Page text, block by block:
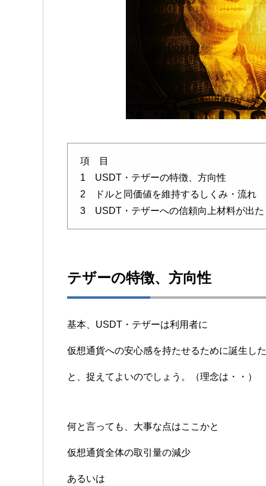
項 目
1 USDT・テザーの特徴、方向性
2 ドルと同価値を維持するしくみ・流れ
3 USDT・テザーへの信頼向上材料が出た
テザーの特徴、方向性
基本、USDT・テザーは利用者に
仮想通貨への安心感を持たせるために誕生し
と、捉えてよいのでしょう。（理念は・・）
何と言っても、大事な点はここかと
仮想通貨全体の取引量の減少
あるいは